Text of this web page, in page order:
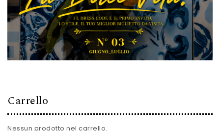
Carrello
Nessun prodotto nel carrello.